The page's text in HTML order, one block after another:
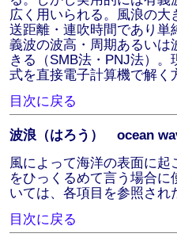
広く用いられる。風浪の
送距離・連吹時間であり単
義波の波高・周期あるいは
きる（SMB法・PNJ法）
式を直接電子計算機で解く
目次に戻る
波浪（はろう） ocean
風によって海洋の表面に
をひっくるめて言う場合
いては、各項目を参照され
目次に戻る